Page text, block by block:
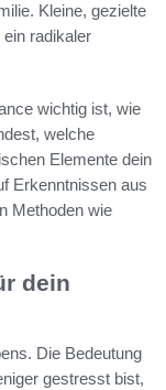
Kleine, gezielte
radikaler
wichtig ist, wie
welche
Elemente dein
Erkenntnissen aus
Methoden wie
dein
Die Bedeutung
gestresst bist,